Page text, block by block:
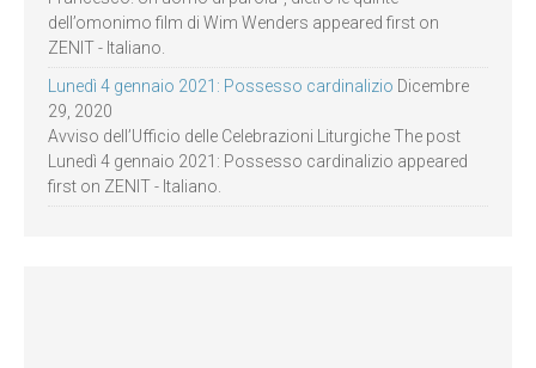
dell’omonimo film di Wim Wenders appeared first on
ZENIT - Italiano.
Lunedì 4 gennaio 2021: Possesso cardinalizio Dicembre
29, 2020
Avviso dell’Ufficio delle Celebrazioni Liturgiche The post
Lunedì 4 gennaio 2021: Possesso cardinalizio appeared
first on ZENIT - Italiano.